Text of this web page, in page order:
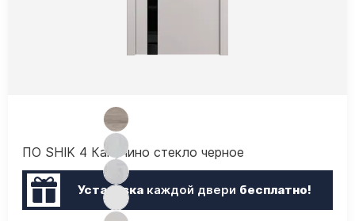
ПО SHIK 4 Капучино стекло черное
Установкакаждой двери бесплатно!